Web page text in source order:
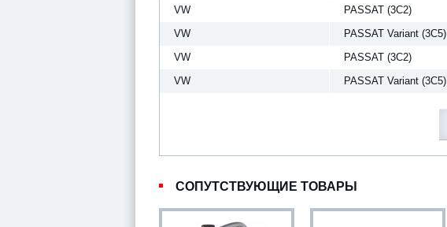
VW
PASSAT (3C2)
VW
PASSAT Variant (3C5)
VW
PASSAT (3C2)
VW
PASSAT Variant (3C5)
СОПУТСТВУЮЩИЕ ТОВАРЫ